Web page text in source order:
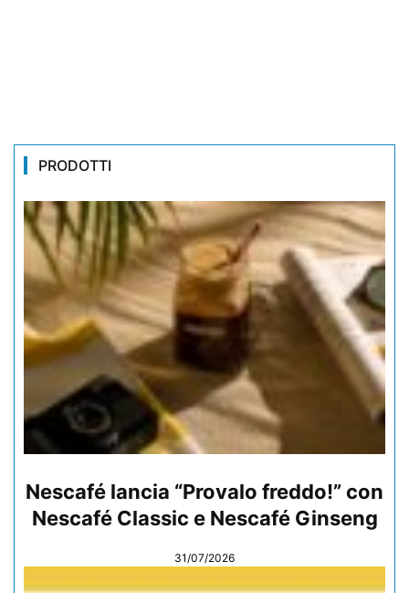
PRODOTTI
Nescafé lancia “Provalo freddo!” con
Nescafé Classic e Nescafé Ginseng
31/07/2026